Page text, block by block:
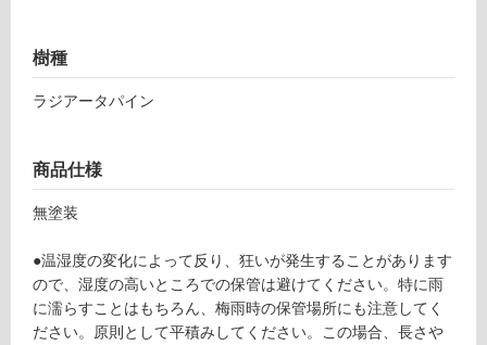
地
以
用
フ
樹種
ラジアータパイン
商品仕様
無塗装
●温湿度の変化によって反り、狂いが発生することがあります
ので、湿度の高いところでの保管は避けてください。特に雨
に濡らすことはもちろん、梅雨時の保管場所にも注意してく
ださい。原則として平積みしてください。この場合、長さや